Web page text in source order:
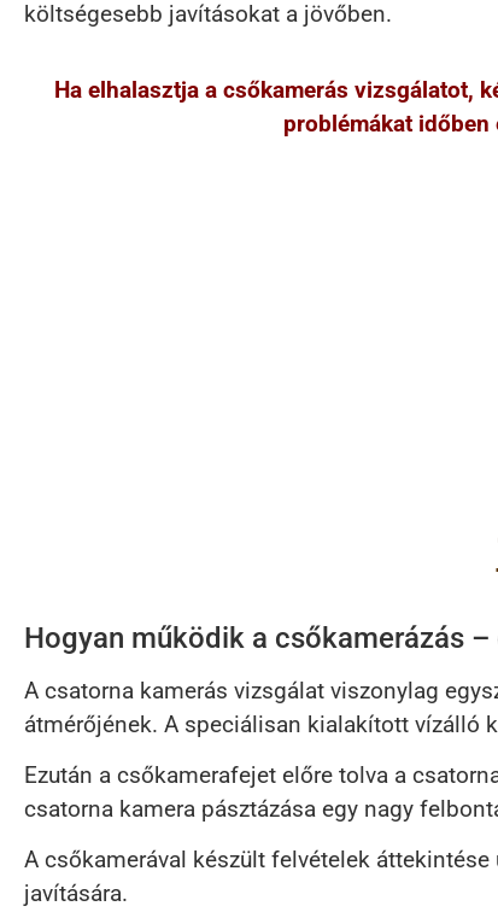
költségesebb javításokat a jövőben.
Ha elhalasztja a csőkamerás vizsgálatot,
problémákat
Hogyan működik a csőkamerázás
A csatorna kamerás vizsgálat viszonylag
átmérőjének. A speciálisan kialakított vízálló
Ezután a csőkamerafejet előre tolva a
csatorna kamera pásztázása egy nagy
A csőkamerával készült felvételek
javítására.